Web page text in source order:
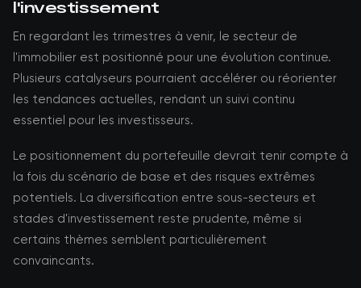
l'investissement
En regardant les trimestres à venir, le secteur de
l'immobilier est positionné pour une évolution continue.
Plusieurs catalyseurs pourraient accélérer ou réorienter
les tendances actuelles, rendant un suivi continu
essentiel pour les investisseurs.
Le positionnement du portefeuille devrait tenir compte à
la fois du scénario de base et des risques extrêmes
potentiels. La diversification entre sous-secteurs et
stades d'investissement reste prudente, même si
certains thèmes semblent particulièrement
convaincants.